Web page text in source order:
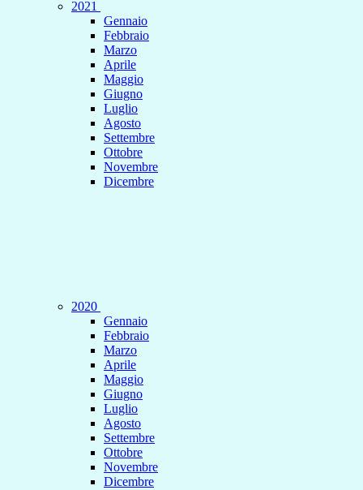
2021
Gennaio
Febbraio
Marzo
Aprile
Maggio
Giugno
Luglio
Agosto
Settembre
Ottobre
Novembre
Dicembre
2020
Gennaio
Febbraio
Marzo
Aprile
Maggio
Giugno
Luglio
Agosto
Settembre
Ottobre
Novembre
Dicembre